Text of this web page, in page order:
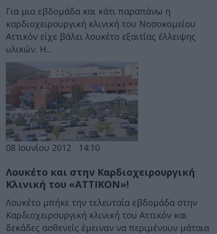
Για μια εβδομάδα και κάτι παραπάνω η
καρδιοχειρουργική κλινική του Νοσοκομείου
Αττικόν είχε βάλει λουκέτο εξαιτίας έλλειψης
υλικών. Η...
08 Ιουνίου 2012 14:10
Λουκέτο και στην Καρδιοχειρουργική
Κλινική του «ΑΤΤΙΚΟΝ»!
Λουκέτο μπήκε την τελευταία εβδομάδα στην
Καρδιοχειρουργική κλινική του Αττικόν και
δεκάδες ασθενείς έμειναν να περιμένουν μάταια